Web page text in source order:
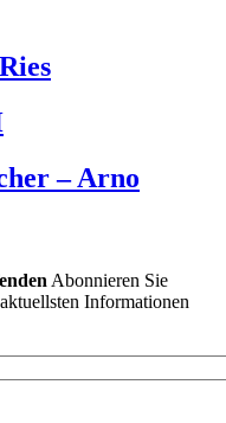
– Arno
Abonnieren Sie
Informationen